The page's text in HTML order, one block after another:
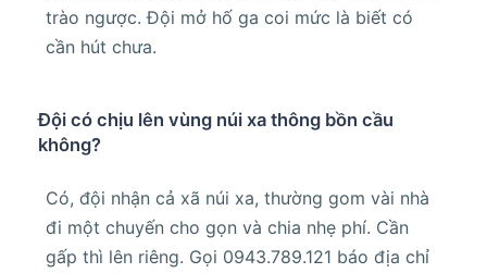
trào ngược. Đội mở hố ga coi mức là biết có
cần hút chưa.
Đội có chịu lên vùng núi xa thông bồn cầu
không?
Có, đội nhận cả xã núi xa, thường gom vài nhà
đi một chuyến cho gọn và chia nhẹ phí. Cần
gấp thì lên riêng. Gọi 0943.789.121 báo địa chỉ